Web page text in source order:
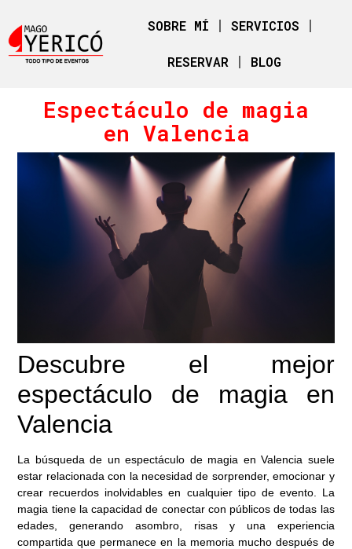
SOBRE MÍ SERVICIOS
RESERVAR BLOG
Espectáculo de magia
en Valencia
Descubre el mejor
espectáculo de magia en
Valencia
La búsqueda de un espectáculo de magia en Valencia suele
estar relacionada con la necesidad de sorprender, emocionar y
crear recuerdos inolvidables en cualquier tipo de evento. La
magia tiene la capacidad de conectar con públicos de todas las
edades, generando asombro, risas y una experiencia
compartida que permanece en la memoria mucho después de